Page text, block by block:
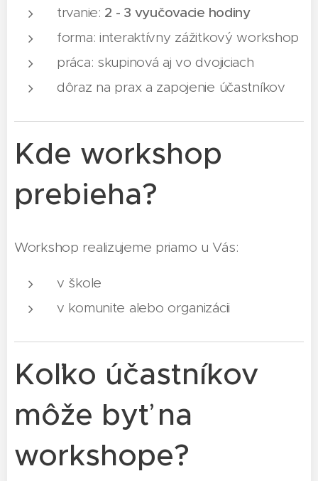
trvanie: 2 - 3 vyučovacie hodiny
forma: interaktívny zážitkový workshop
práca: skupinová aj vo dvojiciach
dôraz na prax a zapojenie účastníkov
Kde workshop
prebieha?
Workshop realizujeme priamo u Vás:
v škole
v komunite alebo organizácii
Koľko účastníkov
môže byť na
workshope?